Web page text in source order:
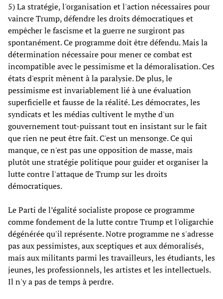
5) La stratégie, l'organisation et l'action nécessaires pour
vaincre Trump, défendre les droits démocratiques et
empêcher le fascisme et la guerre ne surgiront pas
spontanément. Ce programme doit être défendu. Mais la
détermination nécessaire pour mener ce combat est
incompatible avec le pessimisme et la démoralisation. Ces
états d'esprit mènent à la paralysie. De plus, le
pessimisme est invariablement lié à une évaluation
superficielle et fausse de la réalité. Les démocrates, les
syndicats et les médias cultivent le mythe d'un
gouvernement tout-puissant tout en insistant sur le fait
que rien ne peut être fait. C'est un mensonge. Ce qui
manque, ce n'est pas une opposition de masse, mais
plutôt une stratégie politique pour guider et organiser la
lutte contre l'attaque de Trump sur les droits
démocratiques.
Le Parti de l’égalité socialiste propose ce programme
comme fondement de la lutte contre Trump et l'oligarchie
dégénérée qu'il représente. Notre programme ne s'adresse
pas aux pessimistes, aux sceptiques et aux démoralisés,
mais aux militants parmi les travailleurs, les étudiants, les
jeunes, les professionnels, les artistes et les intellectuels.
Il n'y a pas de temps à perdre.